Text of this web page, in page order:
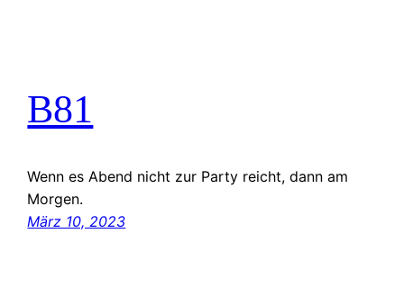
B81
Wenn es Abend nicht zur Party reicht, dann am
Morgen.
März 10, 2023